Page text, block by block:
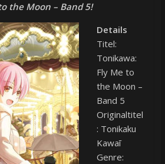
the Moon – Band 5!
Details
Titel:
Tonikawa:
Fly Me to
the Moon –
Band 5
Originaltitel
: Tonikaku
Kawaī
Genre: